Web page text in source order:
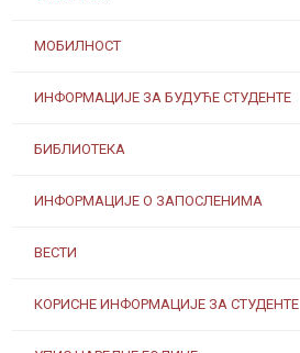
МОБИЛНОСТ
ИНФОРМАЦИЈЕ ЗА БУДУЋЕ СТУДЕНТЕ
БИБЛИОТЕКА
ИНФОРМАЦИЈЕ О ЗАПОСЛЕНИМА
ВЕСТИ
КОРИСНЕ ИНФОРМАЦИЈЕ ЗА СТУДЕНТЕ